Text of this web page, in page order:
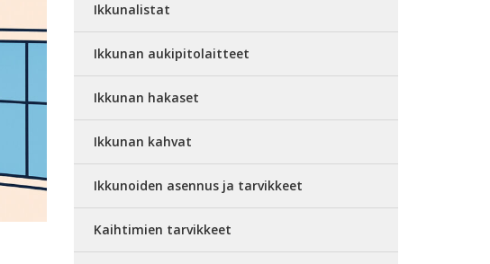
Ikkunalistat
Ikkunan aukipitolaitteet
Ikkunan hakaset
Ikkunan kahvat
Ikkunoiden asennus ja tarvikkeet
Kaihtimien tarvikkeet